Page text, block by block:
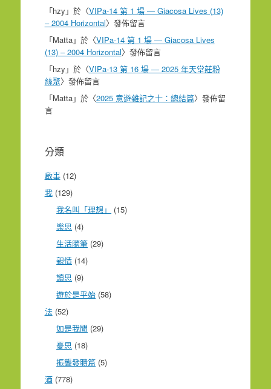
「hzy 」於〈VIPa-14 第 1 場 — Giacosa Lives (13)
– 2004 Horizontal〉發佈留言
「Matta」於〈VIPa-14 第 1 場 — Giacosa Lives
(13) – 2004 Horizontal〉發佈留言
「hzy 」於〈VIPa-13 第 16 場 — 2025 年天堂莊粉
絲聚〉發佈留言
「Matta」於〈2025 意遊雜記之十：總結篇〉發佈留
言
分類
啟事(12)
我(129)
我名叫「理想」
(15)
樂思 (4)
生活隨筆 (29)
親情 (14)
讀思 (9)
遊於是乎始 (58)
法(52)
如是我聞 (29)
憂思 (18)
振聾發聵篇 (5)
酒(778)